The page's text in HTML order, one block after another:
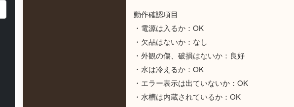
動作確認項目
・電源は入るか：OK
・欠品はないか：なし
・外観の傷、破損はないか：良好
・水は冷えるか：OK
・エラー表示は出ていないか：OK
・水槽は内蔵されているか：OK